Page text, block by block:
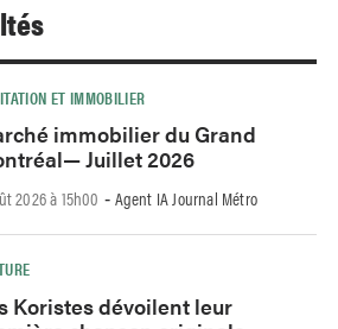
ET IMMOBILIER
immobilier du Grand
Juillet 2026
2026 à 15h00 - Agent IA Journal Métro
Koristes dévoilent leur